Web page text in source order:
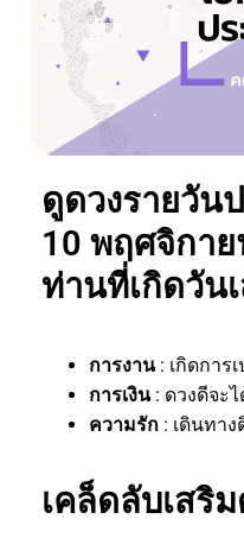
ดูดวงรายวัน
10 พฤศจิกา
ท่านที่เกิดวัน
การงาน: เกิดการ
การเงิน: ดวงดีจะ
ความรัก : เดินทา
เคล็ดลับเสริ